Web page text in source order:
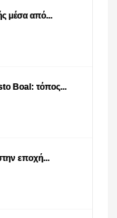
μέσα από...
Boal: τόπος...
εποχή...